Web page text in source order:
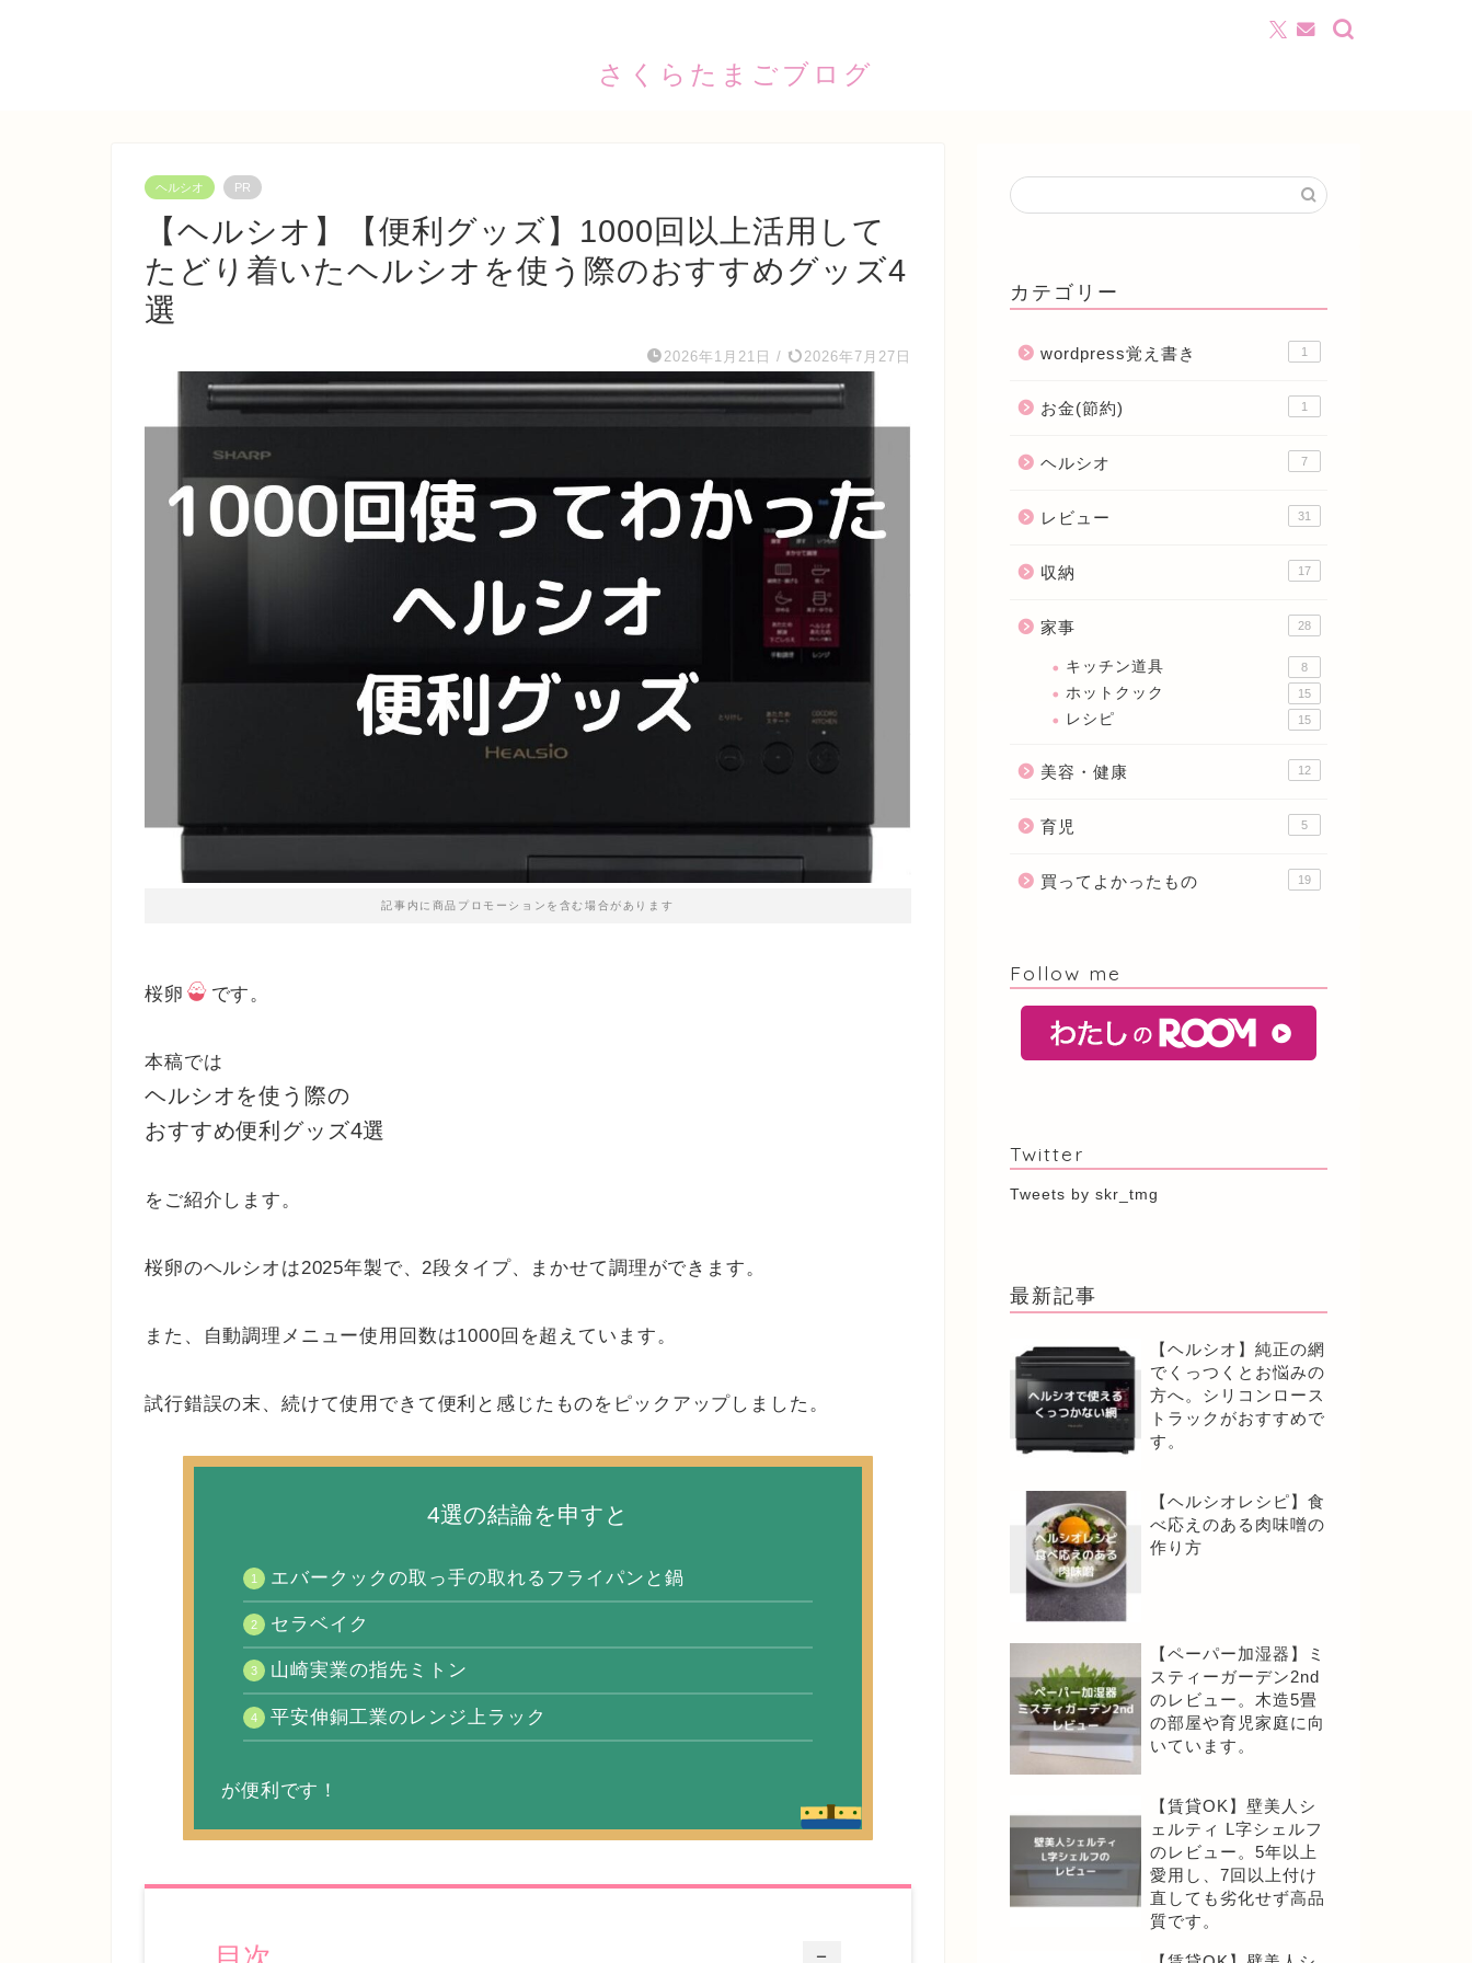
さくらたまごブログ
ヘルシオ PR
【ヘルシオ】【便利グッズ】1000回以上活用して
たどり着いたヘルシオを使う際のおすすめグッズ4
選
2026年1月21日 / 2026年7月27日
記事内に商品プロモーションを含む場合があります
桜卵 です。
本稿では
ヘルシオを使う際の
おすすめ便利グッズ4選
をご紹介します。
桜卵のヘルシオは2025年製で、2段タイプ、まかせて調理ができます。
また、自動調理メニュー使用回数は1000回を超えています。
試行錯誤の末、続けて使用できて便利と感じたものをピックアップしました。
4選の結論を申すと
エバークックの取っ手の取れるフライパンと鍋
セラベイク
山崎実業の指先ミトン
平安伸銅工業のレンジ上ラック
が便利です！
ー
カテゴリー
wordpress覚え書き 1
お金(節約) 1
ヘルシオ 7
レビュー 31
収納 17
家事 28
キッチン道具 8
ホットクック 15
レシピ 15
美容・健康 12
育児 5
買ってよかったもの 19
Follow me
Twitter
Tweets by skr_tmg
最新記事
【ヘルシオ】純正の網
でくっつくとお悩みの
方へ。シリコンロース
トラックがおすすめで
す。
【ヘルシオレシピ】食
べ応えのある肉味噌の
作り方
【ペーパー加湿器】ミ
スティーガーデン2nd
のレビュー。木造5畳
の部屋や育児家庭に向
いています。
【賃貸OK】壁美人シ
ェルティ L字シェルフ
のレビュー。5年以上
愛用し、7回以上付け
直しても劣化せず高品
質です。